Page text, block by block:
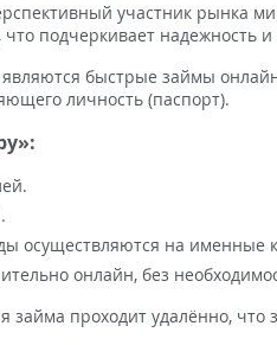
участник рынка
подчеркивает надежность
быстрые займы
личность (паспорт).
осуществляются на
онлайн, без
проходит удалённо, что